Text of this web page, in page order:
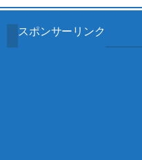
スポンサーリンク